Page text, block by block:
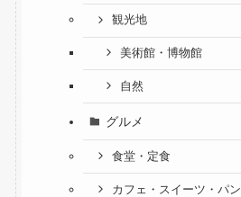
観光地
美術館・博物館
自然
グルメ
食堂・定食
カフェ・スイーツ・パン